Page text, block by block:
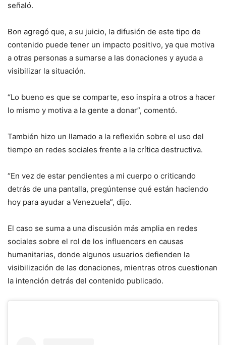
señaló.
Bon agregó que, a su juicio, la difusión de este tipo de
contenido puede tener un impacto positivo, ya que motiva
a otras personas a sumarse a las donaciones y ayuda a
visibilizar la situación.
“Lo bueno es que se comparte, eso inspira a otros a hacer
lo mismo y motiva a la gente a donar”, comentó.
También hizo un llamado a la reflexión sobre el uso del
tiempo en redes sociales frente a la crítica destructiva.
“En vez de estar pendientes a mi cuerpo o criticando
detrás de una pantalla, pregúntense qué están haciendo
hoy para ayudar a Venezuela”, dijo.
El caso se suma a una discusión más amplia en redes
sociales sobre el rol de los influencers en causas
humanitarias, donde algunos usuarios defienden la
visibilización de las donaciones, mientras otros cuestionan
la intención detrás del contenido publicado.